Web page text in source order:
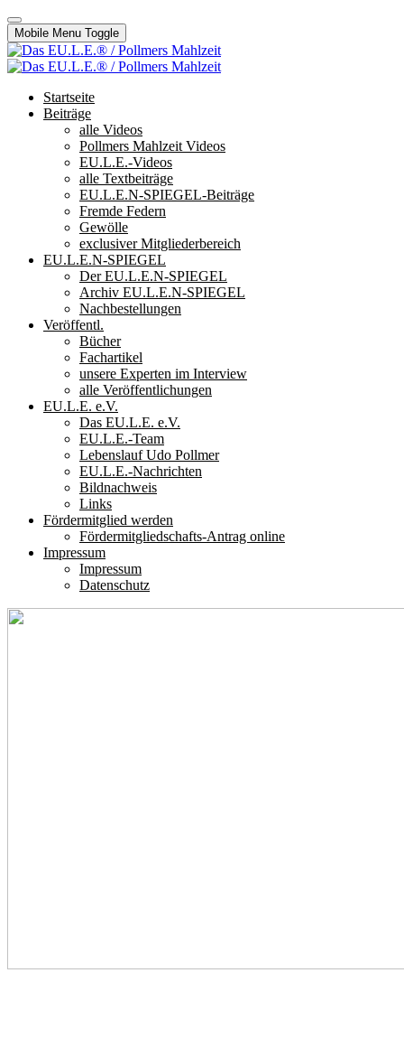
Mobile Menu Toggle
Startseite
Beiträge
alle Videos
Pollmers Mahlzeit Videos
EU.L.E.-Videos
alle Textbeiträge
EU.L.E.N-SPIEGEL-Beiträge
Fremde Federn
Gewölle
exclusiver Mitgliederbereich
EU.L.E.N-SPIEGEL
Der EU.L.E.N-SPIEGEL
Archiv EU.L.E.N-SPIEGEL
Nachbestellungen
Veröffentl.
Bücher
Fachartikel
unsere Experten im Interview
alle Veröffentlichungen
EU.L.E. e.V.
Das EU.L.E. e.V.
EU.L.E.-Team
Lebenslauf Udo Pollmer
EU.L.E.-Nachrichten
Bildnachweis
Links
Fördermitglied werden
Fördermitgliedschafts-Antrag online
Impressum
Impressum
Datenschutz